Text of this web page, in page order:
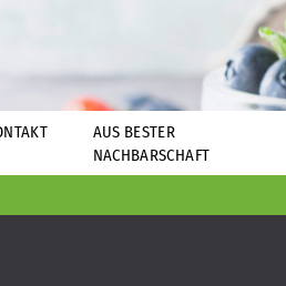
AUS BESTER
NACHBARSCHAFT